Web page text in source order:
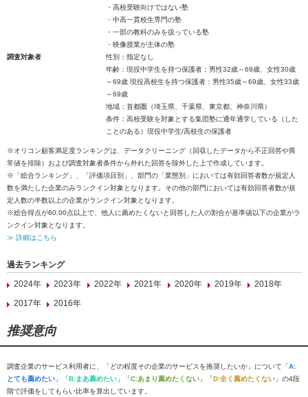
・高校受験向けではない塾
・中高一貫校生専門の塾
・一部の教科のみを扱っている塾
・映像授業が主体の塾
調査対象者
性別：指定なし
年齢：現役中学生を持つ保護者：男性32歳～69歳、女性30歳
～69歳 現役高校生を持つ保護者：男性35歳～69歳、女性33歳
～69歳
地域：首都圏（埼玉県、千葉県、東京都、神奈川県）
条件：高校受験を対象とする集団塾に通年通学している（した
ことのある）現役中学生/高校生の保護者
※オリコン顧客満足度ランキングは、データクリーニング（回収したデータから不正回答や異
常値を排除）および調査対象者条件から外れた回答を除外した上で作成しています。
※「総合ランキング」、「評価項目別」、部門の「業態別」においては有効回答者数が規定人
数を満たした企業のみランクイン対象となります。その他の部門においては有効回答者数が規
定人数の半数以上の企業がランクイン対象となります。
※総合得点が60.00点以上で、他人に薦めたくないと回答した人の割合が基準値以下の企業がラ
ンクイン対象となります。
≫ 詳細はこちら
過去ランキング
2024年
2023年 2022年 2021年 2020年 2019年
2018年
2017年
2016年
推奨意向
調査企業のサービス利用者に、「どの程度その企業のサービスを推奨したいか」について「A:
とても薦めたい 」「B:まあ薦めたい 」「C:あまり薦めたくない 」「D:全く薦めたくない 」の4段
階で評価をしてもらい比率を算出しています。